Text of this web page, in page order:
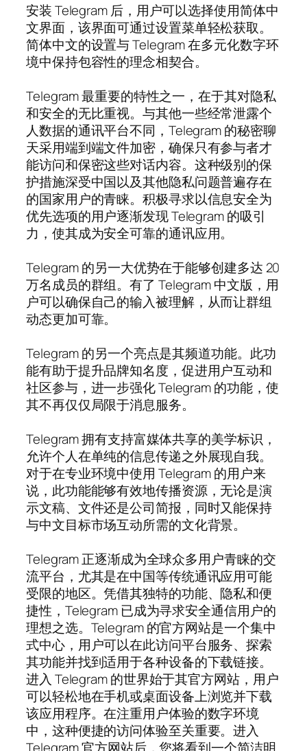
安装 Telegram 后，用户可以选择使用简体中
文界面，该界面可通过设置菜单轻松获取。
简体中文的设置与 Telegram 在多元化数字环
境中保持包容性的理念相契合。
Telegram 最重要的特性之一，在于其对隐私
和安全的无比重视。与其他一些经常泄露个
人数据的通讯平台不同，Telegram 的秘密聊
天采用端到端文件加密，确保只有参与者才
能访问和保密这些对话内容。这种级别的保
护措施深受中国以及其他隐私问题普遍存在
的国家用户的青睐。积极寻求以信息安全为
优先选项的用户逐渐发现 Telegram 的吸引
力，使其成为安全可靠的通讯应用。
Telegram 的另一大优势在于能够创建多达 20
万名成员的群组。有了 Telegram 中文版，用
户可以确保自己的输入被理解，从而让群组
动态更加可靠。
Telegram 的另一个亮点是其频道功能。此功
能有助于提升品牌知名度，促进用户互动和
社区参与，进一步强化 Telegram 的功能，使
其不再仅仅局限于消息服务。
Telegram 拥有支持富媒体共享的美学标识，
允许个人在单纯的信息传递之外展现自我。
对于在专业环境中使用 Telegram 的用户来
说，此功能能够有效地传播资源，无论是演
示文稿、文件还是公司简报，同时又能保持
与中文目标市场互动所需的文化背景。
Telegram 正逐渐成为全球众多用户青睐的交
流平台，尤其是在中国等传统通讯应用可能
受限的地区。凭借其独特的功能、隐私和便
捷性，Telegram 已成为寻求安全通信用户的
理想之选。Telegram 的官方网站是一个集中
式中心，用户可以在此访问平台服务、探索
其功能并找到适用于各种设备的下载链接。
进入 Telegram 的世界始于其官方网站，用户
可以轻松地在手机或桌面设备上浏览并下载
该应用程序。在注重用户体验的数字环境
中，这种便捷的访问体验至关重要。进入